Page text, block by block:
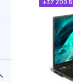
+37 200 Б